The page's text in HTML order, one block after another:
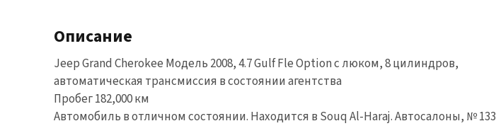
Описание
Jeep Grand Cherokee Модель 2008, 4.7 Gulf Fle Option с люком, 8 цилиндров,
автоматическая трансмиссия в состоянии агентства
Пробег 182,000 км
Автомобиль в отличном состоянии. Находится в Souq Al-Haraj. Автосалоны, № 133